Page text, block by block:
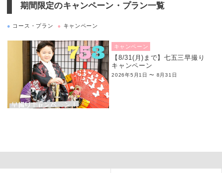
期間限定のキャンペーン・プラン一覧
● コース・プラン ● キャンペーン
キャンペーン
【8/31(月)まで】七五三早撮り
キャンペーン
2026年5月1日 〜 8月31日